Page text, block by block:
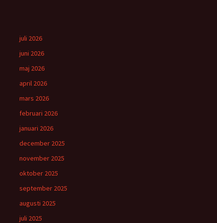
juli 2026
juni 2026
maj 2026
april 2026
mars 2026
februari 2026
januari 2026
december 2025
november 2025
oktober 2025
september 2025
augusti 2025
juli 2025